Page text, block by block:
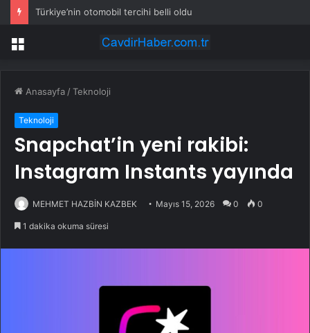
Türkiye’nin otomobil tercihi belli oldu
Menü
Anasayfa /Teknoloji
Teknoloji
Snapchat’in yeni rakibi:
Instagram Instants yayında
MEHMET HAZBİN KAZBEK Mayıs 15, 2026 0 0
1 dakika okuma süresi